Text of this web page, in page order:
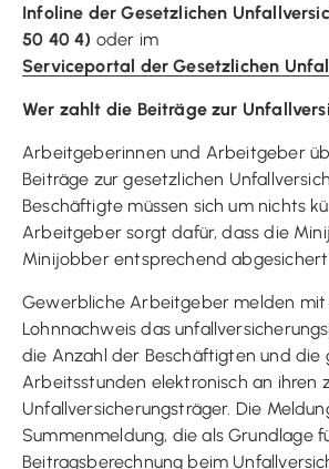
Infoline der Gesetzlichen
50 40 4) oder im
Serviceportal der Gesetzlichen
Wer zahlt die Beiträge zur
Arbeitgeberinnen und Arbeitgeber
Beiträge zur gesetzlichen
Beschäftigte müssen sich um nichts
Arbeitgeber sorgt dafür, dass die
Minijobber entsprechend abgesichert
Gewerbliche Arbeitgeber melden
Lohnnachweis das
die Anzahl der Beschäftigten und die
Arbeitsstunden elektronisch an ihren
Unfallversicherungsträger. Die
Summenmeldung, die als Grundlage
Beitragsberechnung beim